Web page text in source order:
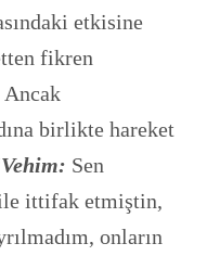
etkisine
fikren
Ancak
birlikte hareket
Vehim: Sen
ittifak etmiştin,
onların